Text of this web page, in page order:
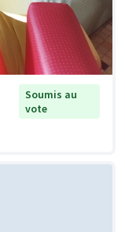
Soumis au
vote